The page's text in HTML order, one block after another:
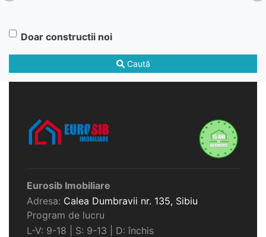
Doar constructii noi
Caută
Eurosib Imobiliare
Adresa: Calea Dumbravii nr. 135, Sibiu
Program de lucru
L-V: 9-18 | S: 9-13 | D: închis